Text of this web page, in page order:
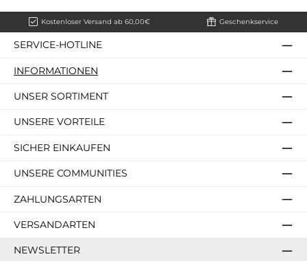
Kostenloser Versand ab 60,00€ Geschenkservice
SERVICE-HOTLINE
INFORMATIONEN
UNSER SORTIMENT
UNSERE VORTEILE
SICHER EINKAUFEN
UNSERE COMMUNITIES
ZAHLUNGSARTEN
VERSANDARTEN
NEWSLETTER